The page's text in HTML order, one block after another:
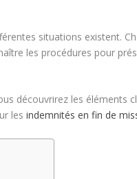
situations existent.
les procédures pour
découvrirez les éléments
lesindemnités en fin de